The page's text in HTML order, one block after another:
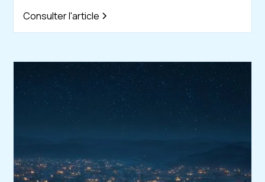
Consulter l'article